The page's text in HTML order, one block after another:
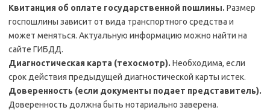
Квитанция об оплате государственной пошлины. Размер
госпошлины зависит от вида транспортного средства и
может меняться. Актуальную информацию можно найти на
сайте ГИБДД.
Диагностическая карта (техосмотр). Необходима, если
срок действия предыдущей диагностической карты истек.
Доверенность (если документы подает представитель).
Доверенность должна быть нотариально заверена.